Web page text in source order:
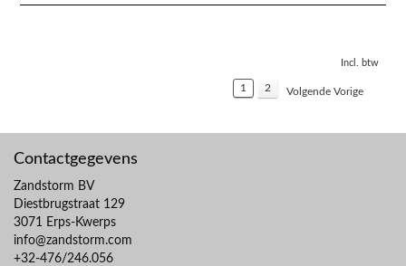
Incl. btw
1 2 Volgende Vorige
Contactgegevens
Zandstorm BV
Diestbrugstraat 129
3071 Erps-Kwerps
info@zandstorm.com
+32-476/246.056